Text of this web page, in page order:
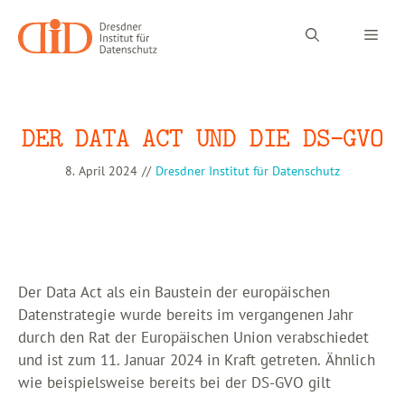
Inhalt
springen
DER DATA ACT UND DIE DS-GVO
8. April 2024 // Dresdner Institut für Datenschutz
Der Data Act als ein Baustein der europäischen
Datenstrategie wurde bereits im vergangenen Jahr
durch den Rat der Europäischen Union verabschiedet
und ist zum 11. Januar 2024 in Kraft getreten. Ähnlich
wie beispielsweise bereits bei der DS-GVO gilt